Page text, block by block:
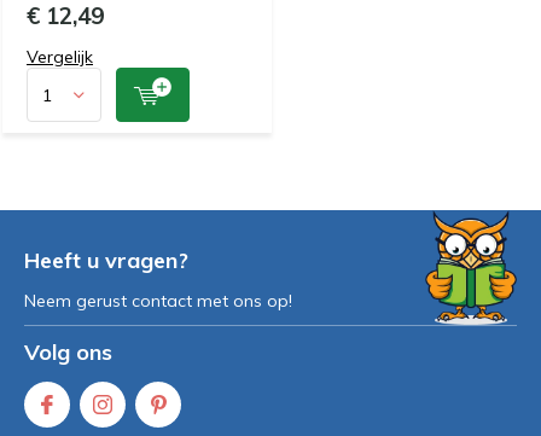
€ 12,49
Vergelijk
Heeft u vragen?
Neem gerust contact met ons op!
Volg ons